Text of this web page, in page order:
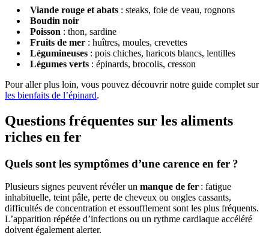
Viande rouge et abats : steaks, foie de veau, rognons
Boudin noir
Poisson : thon, sardine
Fruits de mer : huîtres, moules, crevettes
Légumineuses : pois chiches, haricots blancs, lentilles
Légumes verts : épinards, brocolis, cresson
Pour aller plus loin, vous pouvez découvrir notre guide complet sur
les bienfaits de l’épinard.
Questions fréquentes sur les aliments
riches en fer
Quels sont les symptômes d’une carence en fer ?
Plusieurs signes peuvent révéler un manque de fer : fatigue
inhabituelle, teint pâle, perte de cheveux ou ongles cassants,
difficultés de concentration et essoufflement sont les plus fréquents.
L’apparition répétée d’infections ou un rythme cardiaque accéléré
doivent également alerter.